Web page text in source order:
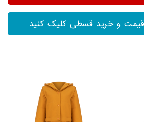
و خرید قسطی کلیک کنید